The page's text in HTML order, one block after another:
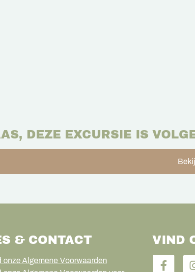
DEZE EXCURSIE IS
& CONTACT
onze Algemene Voorwaarden
VIND